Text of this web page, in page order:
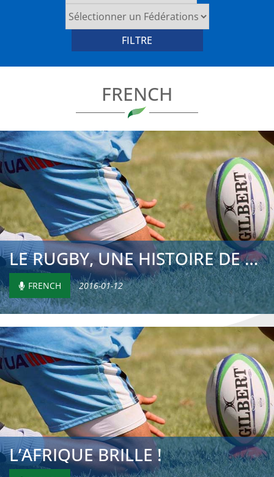
FRENCH
LE RUGBY, UNE HISTOIRE DE FAMILLE
FRENCH 2016-01-12
L’AFRIQUE BRILLE !